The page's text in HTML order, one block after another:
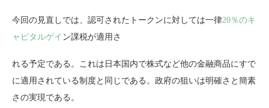
今回の見直しでは、認可されたトークンに対しては一律20％のキ
ャピタルゲイ ン課税が適用さ
れる予定である。これは日本国内で株式など他の金融商品にすで
に適用されている制度と同じである。政府の狙いは明確さと簡素
さの実現である。